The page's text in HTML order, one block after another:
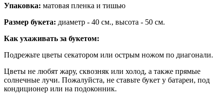
Упаковка: матовая пленка и тишью
Размер букета: диаметр - 40 см., высота - 50 см.
Как ухаживать за букетом:
Подрежьте цветы секатором или острым ножом по диагонали.
Цветы не любят жару, сквозняк или холод, а также прямые
солнечные лучи. Пожалуйста, не ставьте букет у батареи, под
кондиционер или на подоконник.